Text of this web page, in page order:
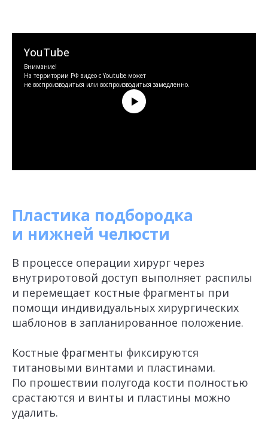
YouTube
Внимание!
На территории РФ видео с Youtube может
не воспроизводиться или воспроизводиться замедленно.
Пластика подбородка
и нижней челюсти
В процессе операции хирург через
внутриротовой доступ выполняет распилы
и перемещает костные фрагменты при
помощи индивидуальных хирургических
шаблонов в запланированное положение.
Костные фрагменты фиксируются
титановыми винтами и пластинами.
По прошествии полугода кости полностью
срастаются и винты и пластины можно
удалить.